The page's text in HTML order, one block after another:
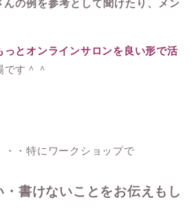
んの例を参考として聞けたり、メン
っとオンラインサロンを良い形で活
です＾＾
・・特にワークショップで
書けないことをお伝えもし